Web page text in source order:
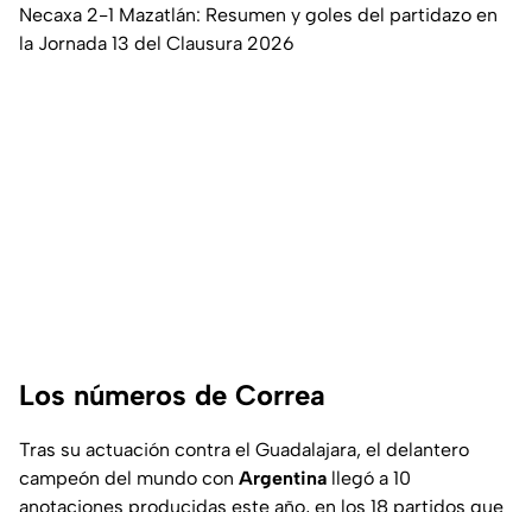
Necaxa 2-1 Mazatlán: Resumen y goles del partidazo en
la Jornada 13 del Clausura 2026
Los números de Correa
Tras su actuación contra el Guadalajara, el delantero
campeón del mundo con Argentina llegó a 10
anotaciones producidas este año, en los 18 partidos que